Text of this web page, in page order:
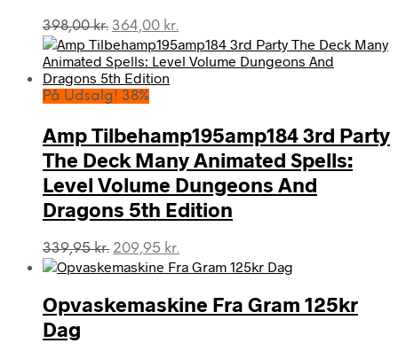
398,00kr. Den
oprindelige
pris
var:
398,00 kr..
364,00 kr.
aktuelle
pris
På Udsalg! 38%
Amp Tilbehamp195amp184 3rd Party
The Deck Many Animated Spells:
Level Volume Dungeons And
Dragons 5th Edition
339,95kr. Den
oprindelige
var:
339,95 kr..
209,95 kr.
aktuelle
er:
209,95 kr..
Opvaskemaskine Fra Gram 125kr
Dag